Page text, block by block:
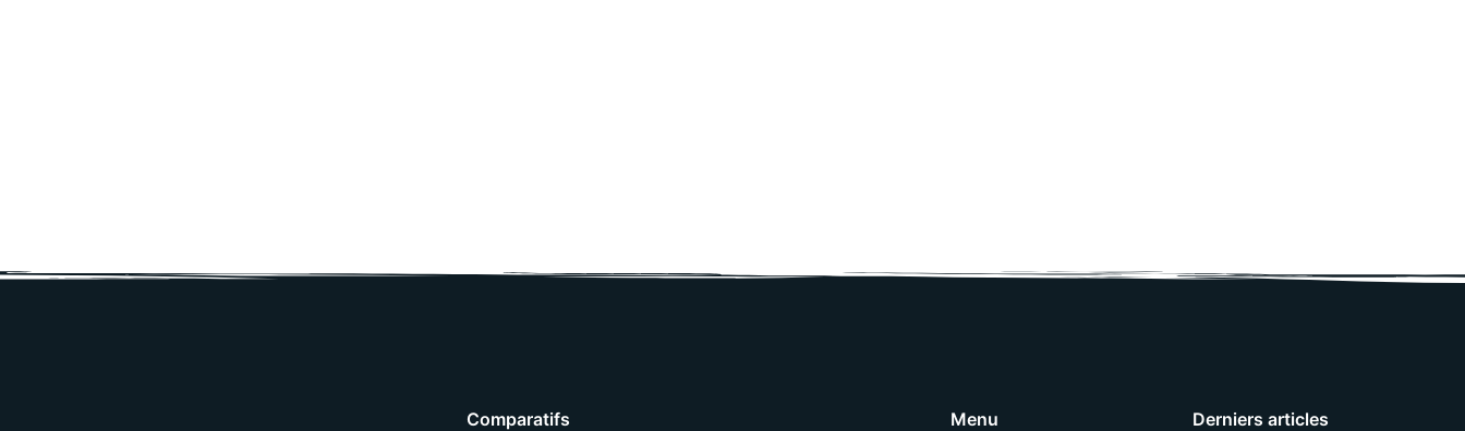
Comparatifs Menu Derniers articles